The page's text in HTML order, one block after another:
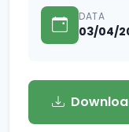
DATA
03/04/